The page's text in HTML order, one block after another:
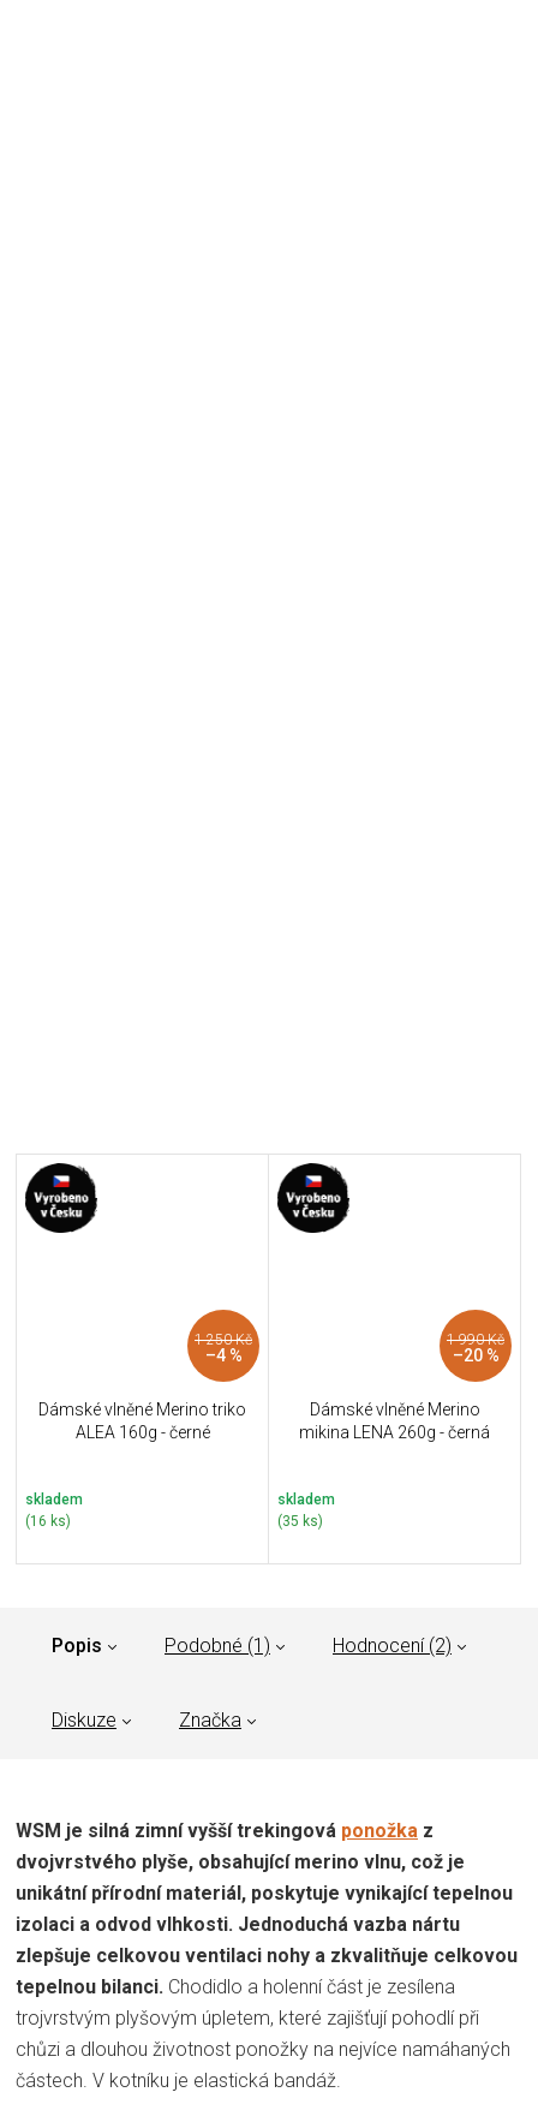
1 250 Kč
–4 %
Dámské vlněné Merino triko
ALEA 160g - černé
skladem
(16 ks)
1 990 Kč
–20 %
Dámské vlněné Merino
mikina LENA 260g - černá
skladem
(35 ks)
Popis Podobné (1) Hodnocení (2)
Diskuze Značka
WSM je silná zimní vyšší trekingová ponožka z
dvojvrstvého plyše, obsahující merino vlnu, což je
unikátní přírodní materiál, poskytuje vynikající tepelnou
izolaci a odvod vlhkosti. Jednoduchá vazba nártu
zlepšuje celkovou ventilaci nohy a zkvalitňuje celkovou
tepelnou bilanci. Chodidlo a holenní část je zesílena
trojvrstvým plyšovým úpletem, které zajišťují pohodlí při
chůzi a dlouhou životnost ponožky na nejvíce namáhaných
částech. V kotníku je elastická bandáž.